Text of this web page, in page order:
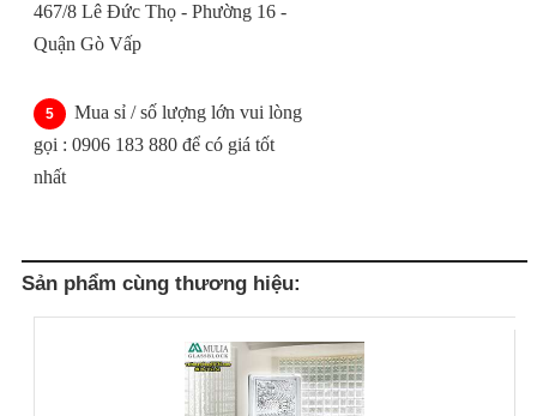
467/8 Lê Đức Thọ - Phường 16 -
Quận Gò Vấp
Mua sỉ / số lượng lớn vui lòng
gọi : 0906 183 880 để có giá tốt
nhất
Sản phẩm cùng thương hiệu: